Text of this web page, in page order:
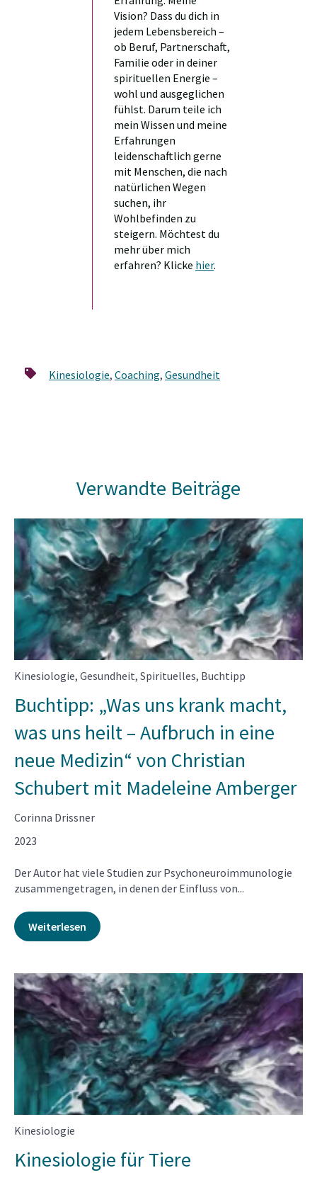
Vision? Dass du dich in
jedem Lebensbereich –
ob Beruf, Partnerschaft,
Familie oder in deiner
spirituellen Energie –
wohl und ausgeglichen
fühlst. Darum teile ich
mein Wissen und meine
Erfahrungen
leidenschaftlich gerne
mit Menschen, die nach
natürlichen Wegen
suchen, ihr
Wohlbefinden zu
steigern. Möchtest du
mehr über mich
erfahren? Klicke hier.
Kinesiologie, Coaching, Gesundheit
Verwandte Beiträge
Kinesiologie, Gesundheit, Spirituelles, Buchtipp
Buchtipp: „Was uns krank macht,
was uns heilt – Aufbruch in eine
neue Medizin“ von Christian
Schubert mit Madeleine Amberger
Corinna Drissner
2023
Der Autor hat viele Studien zur Psychoneuroimmunologie
zusammengetragen, in denen der Einfluss von...
Weiterlesen
Kinesiologie
Kinesiologie für Tiere